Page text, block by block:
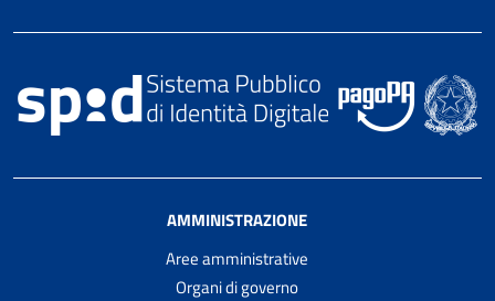
AMMINISTRAZIONE
Aree amministrative
Organi di governo